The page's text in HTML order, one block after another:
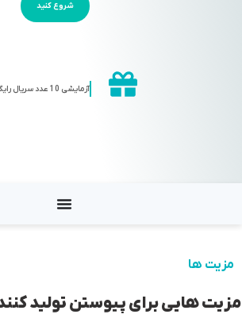
شروع کنید
آزمایشی 10 عدد سریال رایگان
مزیت ها
مزیت هایی برای پیوستن تولید